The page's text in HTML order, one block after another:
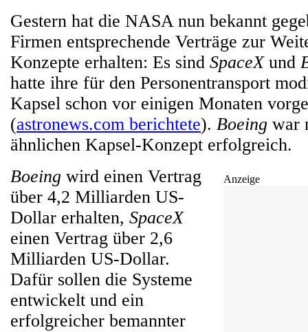
Gestern hat die NASA nun bekannt
Firmen entsprechende Verträge zur
Konzepte erhalten: Es sind SpaceXund
hatte ihre für den Personentransport
Kapsel schon vor einigen Monaten
(astronews.com berichtete). Boeing war
ähnlichen Kapsel-Konzept erfolgreich.
Anzeige
Boeing wird einen Vertrag
über 4,2 Milliarden US-
Dollar erhalten, SpaceX
einen Vertrag über 2,6
Milliarden US-Dollar.
Dafür sollen die Systeme
entwickelt und ein
erfolgreicher bemannter